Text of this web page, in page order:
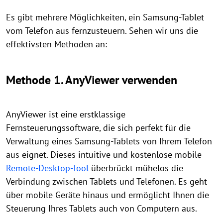
Es gibt mehrere Möglichkeiten, ein Samsung-Tablet
vom Telefon aus fernzusteuern. Sehen wir uns die
effektivsten Methoden an:
Methode 1. AnyViewer verwenden
AnyViewer ist eine erstklassige
Fernsteuerungssoftware, die sich perfekt für die
Verwaltung eines Samsung-Tablets von Ihrem Telefon
aus eignet. Dieses intuitive und kostenlose mobile
Remote-Desktop-Tool überbrückt mühelos die
Verbindung zwischen Tablets und Telefonen. Es geht
über mobile Geräte hinaus und ermöglicht Ihnen die
Steuerung Ihres Tablets auch von Computern aus.